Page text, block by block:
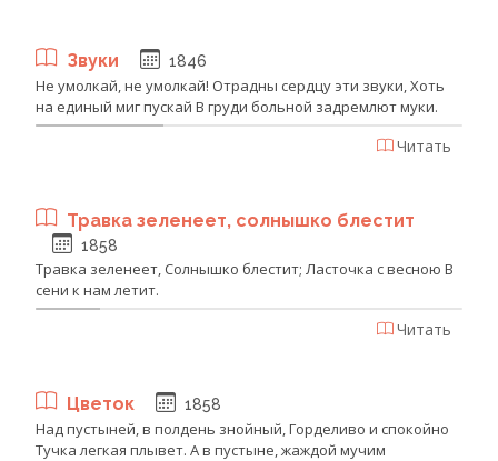
Звуки 1846
Не умолкай, не умолкай! Отрадны сердцу эти звуки, Хоть
на единый миг пускай В груди больной задремлют муки.
Читать
Травка зеленеет, солнышко блестит
1858
Травка зеленеет, Солнышко блестит; Ласточка с весною В
сени к нам летит.
Читать
Цветок 1858
Над пустыней, в полдень знойный, Горделиво и спокойно
Тучка легкая плывет. А в пустыне, жаждой мучим